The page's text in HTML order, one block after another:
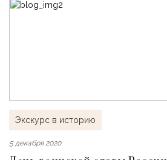
Экскурс в историю
5 декабря 2020